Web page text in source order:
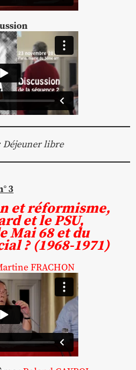
Déjeuner libre
3
et réformisme,
et le PSU,
Mai 68 et du
? (1968-1971)
FRACHON